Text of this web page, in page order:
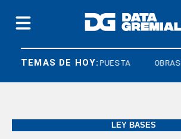
TEMAS DE HOY:
DERECHO A RESPUESTA OBRAS SOCIALES
LEY BASES